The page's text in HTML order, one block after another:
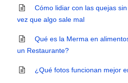
Cómo lidiar con las quejas
vez que algo sale mal
Qué es la Merma en
un Restaurante?
¿Qué fotos funcionan mejor